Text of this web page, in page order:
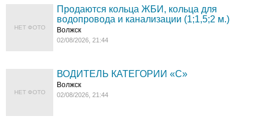
НЕТ ФОТО
Продаются кольца ЖБИ, кольца для
водопровода и канализации (1;1,5;2 м.)
Волжск
02/08/2026, 21:44
НЕТ ФОТО
ВОДИТЕЛЬ КАТЕГОРИИ «C»
Волжск
02/08/2026, 21:44